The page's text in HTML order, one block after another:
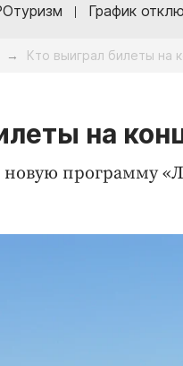
График
→ Кто выиграл билеты на
на
программу